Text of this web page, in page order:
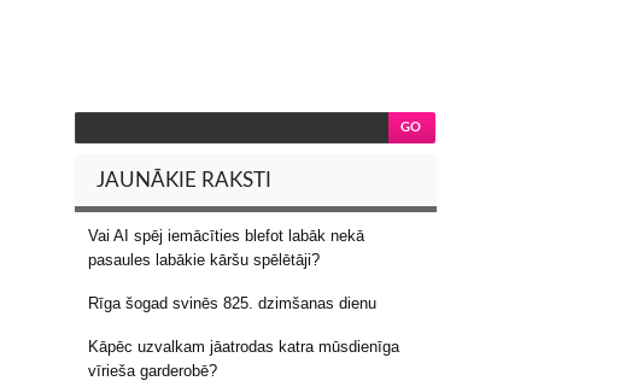
JAUNĀKIE RAKSTI
Vai AI spēj iemācīties blefot labāk nekā
pasaules labākie kāršu spēlētāji?
Rīga šogad svinēs 825. dzimšanas dienu
Kāpēc uzvalkam jāatrodas katra mūsdienīga
vīrieša garderobē?